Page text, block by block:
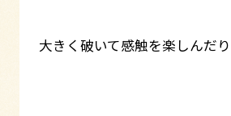
大きく破いて感触を楽しんだ